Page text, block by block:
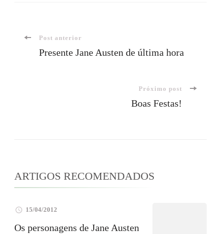
Navegação
Post anterior
Presente Jane Austen de última hora
Próximo post
Boas Festas!
ARTIGOS RECOMENDADOS
15/04/2012
Os personagens de Jane Austen